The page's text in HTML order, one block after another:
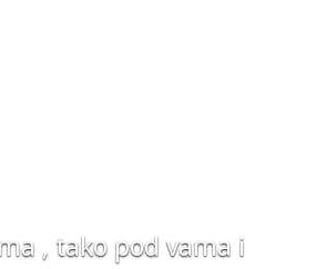
, tako pod vama i